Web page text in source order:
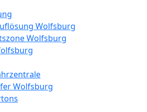
Wolfsburg
Wolfsburg
Wolfsburg